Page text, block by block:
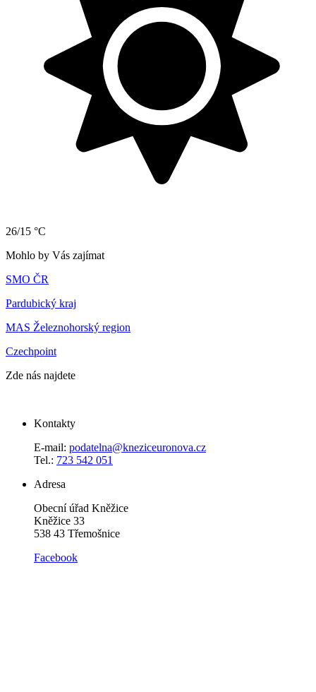
26/15 °C
Mohlo by Vás zajímat
SMO ČR
Pardubický kraj
MAS Železnohorský region
Czechpoint
Zde nás najdete
Kontakty
E-mail: podatelna@kneziceuronova.cz
Tel.: 723 542 051
Adresa
Obecní úřad Kněžice
Kněžice 33
538 43 Třemošnice
Facebook